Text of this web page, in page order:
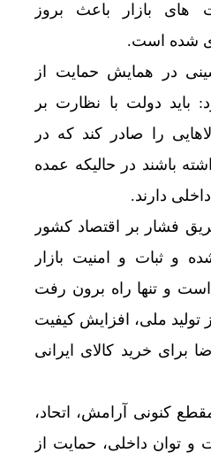
های بازار باعث بروز
شده است.
در همایش حمایت از
باید دولت با نظارت بر
را صادر کند که در
باشند در حالیکه عمده
دارند.
فشار بر اقتصاد کشور
و ثبات و امنیت بازار
است و تنها راه برون رفت
تولید ملی، افزایش کیفیت
برای خرید کالای ایرانی
کنونی آرامش، اتحاد،
و توان داخلی، حمایت از